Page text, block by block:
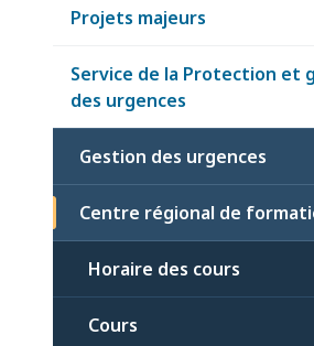
Projets majeurs
Service de la Protection et
des urgences
Gestion des urgences
Centre régional de
Horaire des cours
Cours